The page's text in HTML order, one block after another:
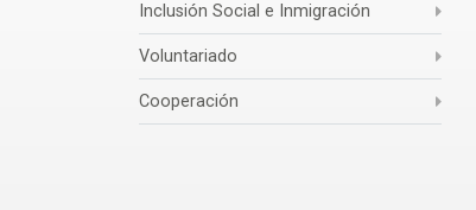
Inclusión Social e Inmigración
Voluntariado
Cooperación